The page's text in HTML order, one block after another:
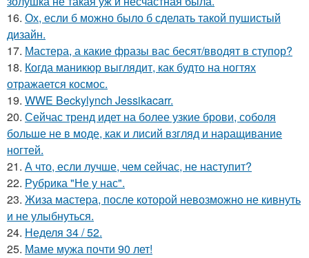
16. Ох, если б можно было б сделать такой пушистый
дизайн.
17. Мастера, а какие фразы вас бесят/вводят в ступор?
18. Когда маникюр выглядит, как будто на ногтях
отражается космос.
19. WWE Beckylynch Jessikacarr.
20. Сейчас тренд идет на более узкие брови, соболя
больше не в моде, как и лисий взгляд и наращивание
ногтей.
21. А что, если лучше, чем сейчас, не наступит?
22. Рубрика "Не у нас".
23. Жиза мастера, после которой невозможно не кивнуть
и не улыбнуться.
24. Неделя 34 / 52.
25. Маме мужа почти 90 лет!